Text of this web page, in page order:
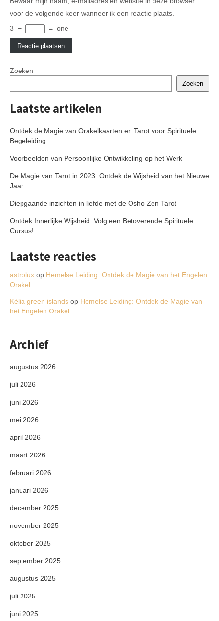
voor de volgende keer wanneer ik een reactie plaats.
3 − = one
Zoeken
Zoeken
Laatste artikelen
Ontdek de Magie van Orakelkaarten en Tarot voor Spirituele
Begeleiding
Voorbeelden van Persoonlijke Ontwikkeling op het Werk
De Magie van Tarot in 2023: Ontdek de Wijsheid van het Nieuwe
Jaar
Diepgaande inzichten in liefde met de Osho Zen Tarot
Ontdek Innerlijke Wijsheid: Volg een Betoverende Spirituele
Cursus!
Laatste reacties
astrolux op Hemelse Leiding: Ontdek de Magie van het Engelen
Orakel
Kélia green islands op Hemelse Leiding: Ontdek de Magie van
het Engelen Orakel
Archief
augustus 2026
juli 2026
juni 2026
mei 2026
april 2026
maart 2026
februari 2026
januari 2026
december 2025
november 2025
oktober 2025
september 2025
augustus 2025
juli 2025
juni 2025